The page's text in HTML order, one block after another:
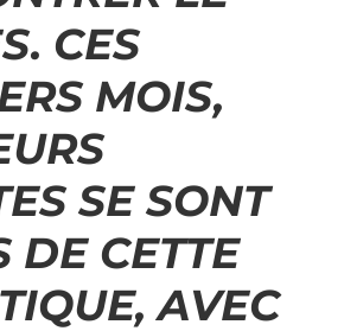
CES
MOIS,
SE SONT
DE CETTE
AVEC